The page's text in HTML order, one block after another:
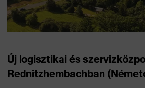
Új logisztikai és
Rednitzhembachban